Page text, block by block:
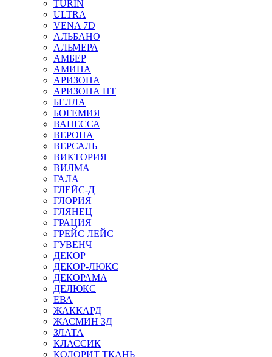
TURIN
ULTRA
VENA 7D
АЛЬБАНО
АЛЬМЕРА
АМБЕР
АМИНА
АРИЗОНА
АРИЗОНА НТ
БЕЛЛА
БОГЕМИЯ
ВАНЕССА
ВЕРОНА
ВЕРСАЛЬ
ВИКТОРИЯ
ВИЛМА
ГАЛА
ГЛЕЙС-Д
ГЛОРИЯ
ГЛЯНЕЦ
ГРАЦИЯ
ГРЕЙС ЛЕЙС
ГУВЕНЧ
ДЕКОР
ДЕКОР-ЛЮКС
ДЕКОРАМА
ДЕЛЮКС
ЕВА
ЖАККАРД
ЖАСМИН 3Д
ЗЛАТА
КЛАССИК
КОЛОРИТ ТКАНЬ